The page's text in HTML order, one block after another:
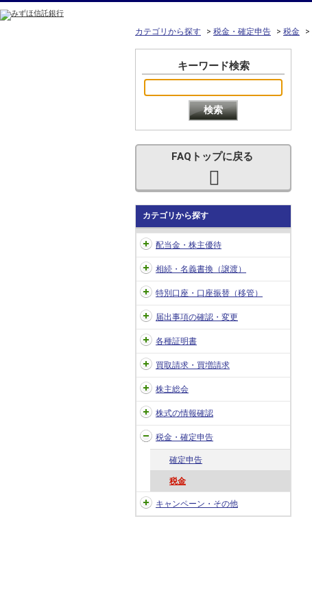
カテゴリから探す > 税金・確定申告 > 税金 >
キーワード検索
FAQトップに戻る
カテゴリから探す
配当金・株主優待
相続・名義書換（譲渡）
特別口座・口座振替（移管）
届出事項の確認・変更
各種証明書
買取請求・買増請求
株主総会
株式の情報確認
税金・確定申告
確定申告
税金
キャンペーン・その他